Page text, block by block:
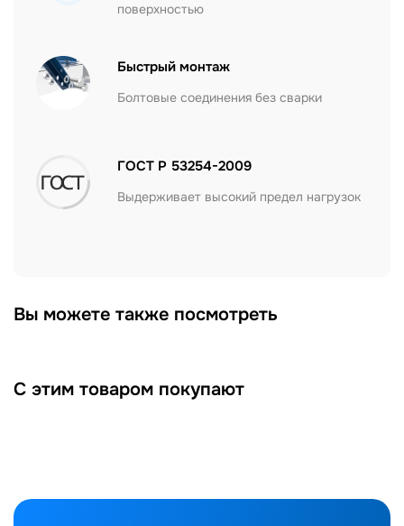
поверхностью
Быстрый монтаж
Болтовые соединения без сварки
ГОСТ Р 53254-2009
Выдерживает высокий предел нагрузок
Вы можете также посмотреть
С этим товаром покупают